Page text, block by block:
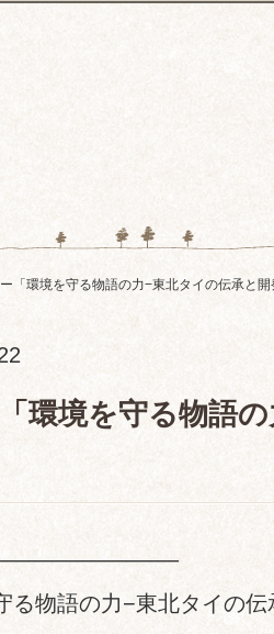
「環境を守る物語の力−東北タイの伝承と開
環境を守る物語
る物語の力−東北タイの